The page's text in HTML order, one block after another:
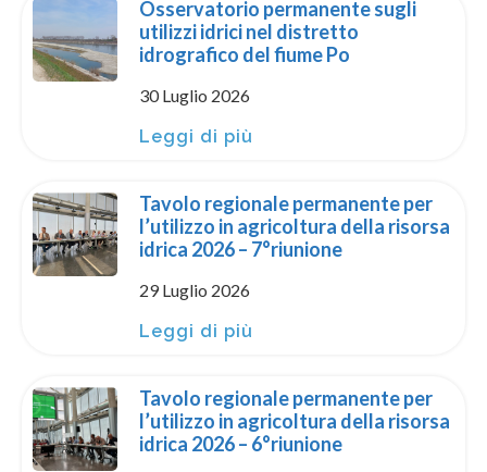
Osservatorio permanente sugli
utilizzi idrici nel distretto
idrografico del fiume Po
30 Luglio 2026
Leggi di più
Tavolo regionale permanente per
l’utilizzo in agricoltura della risorsa
idrica 2026 – 7°riunione
29 Luglio 2026
Leggi di più
Tavolo regionale permanente per
l’utilizzo in agricoltura della risorsa
idrica 2026 – 6°riunione